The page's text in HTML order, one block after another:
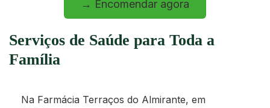
→ Encomendar agora
Serviços de Saúde para Toda a
Família
Na Farmácia Terraços do Almirante, em